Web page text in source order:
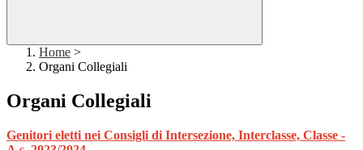
Home >
Organi Collegiali
Organi Collegiali
Genitori eletti nei Consigli di Intersezione, Interclasse, Classe -